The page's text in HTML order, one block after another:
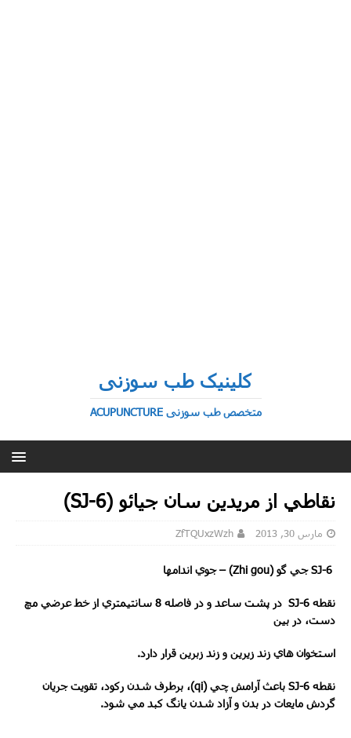
کلینیک طب سوزنی
متخصص طب سوزنی ACUPUNCTURE
نقاطي از مريدين سان جيائو (SJ-6)
مارس 30, 2013 ZfTQUxzWzh
SJ-6جي گو (Zhi gou) – جوي اندامها
نقطه SJ-6 در پشت ساعد و در فاصله 8 سانتيمتري از خط عرضي مچ
دست، در بين
استخوان هاي زند زيرين و زند زبرين قرار دارد.
نقطه SJ-6 باعث آرامش چي (qi)، برطرف شدن رکود، تقويت جريان
گردش مايعات در بدن و آزاد شدن يانگ کبد مي شود.